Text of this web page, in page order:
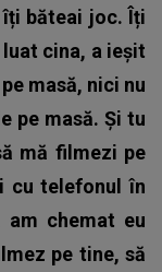
băteai joc. Îți
cina, a ieșit
masă, nici nu
pe masă. Și tu
mă filmezi pe
cu telefonul în
am chemat eu
pe tine, să